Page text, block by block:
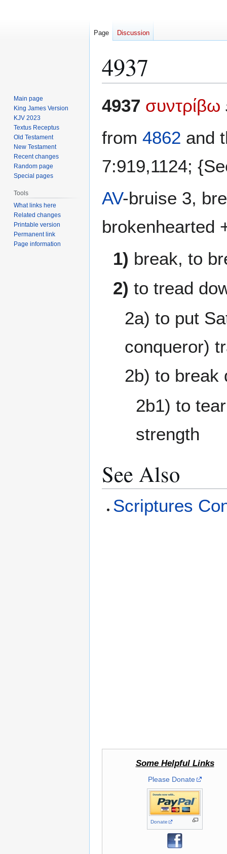
4937
to
to
4937 συντρίβω
from 4862 and
7:919,1124;
AV-bruise 3,
brokenhearted
1) break, to
2) to tread
2a) to put
conqueror)
2b) to break
2b1) to
strength
See Also
Scriptures
Some Helpful Links
Please Donate
Donate
Page Discussion
Main page
King James Version
KJV 2023
Textus Receptus
Old Testament
New Testament
Recent changes
Random page
Special pages
Tools
What links here
Related changes
Printable version
Permanent link
Page information